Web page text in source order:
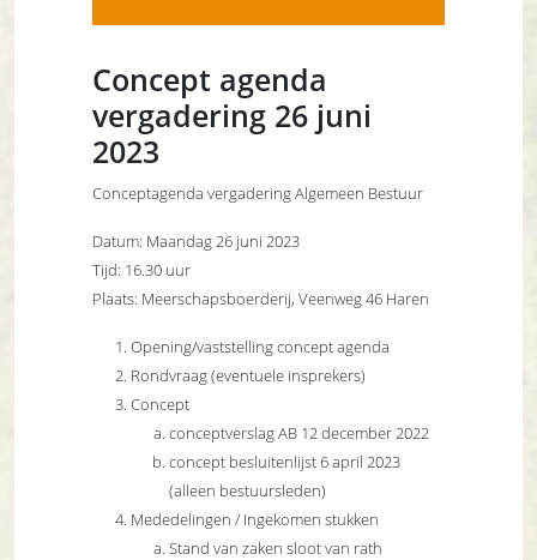
Concept agenda
vergadering 26 juni
2023
Conceptagenda vergadering Algemeen Bestuur
Datum: Maandag 26 juni 2023
Tijd: 16.30 uur
Plaats: Meerschapsboerderij, Veenweg 46 Haren
Opening/vaststelling concept agenda
Rondvraag (eventuele insprekers)
Concept
conceptverslag AB 12 december 2022
concept besluitenlijst 6 april 2023
(alleen bestuursleden)
Mededelingen / Ingekomen stukken
Stand van zaken sloot van rath